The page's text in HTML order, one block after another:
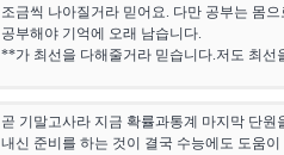
조금씩 나아질거라 믿어요. 다만 공부는 몸
공부해야 기억에 오래 남습니다.
**가 최선을 다해줄거라 믿습니다.저도 최선
곧 기말고사라 지금 확률과통계 마지막 단
내신 준비를 하는 것이 결국 수능에도 도움